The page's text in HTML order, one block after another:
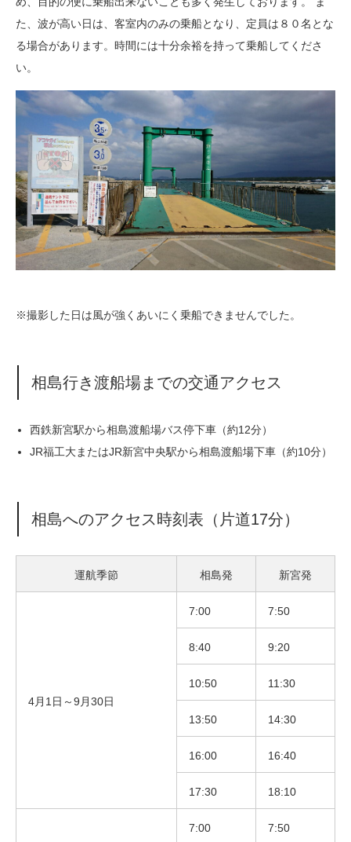
た、波が高い日は、客室内のみの乗船となり、定員は８０名とな
る場合があります。時間には十分余裕を持って乗船してくださ
い。
※撮影した日は風が強くあいにく乗船できませんでした。
相島行き渡船場までの交通アクセス
西鉄新宮駅から相島渡船場バス停下車（約12分）
JR福工大またはJR新宮中央駅から相島渡船場下車（約10分）
相島へのアクセス時刻表（片道17分）
運航季節 相島発 新宮発
4月1日～9月30日
7:00 7:50
8:40 9:20
10:50 11:30
13:50 14:30
16:00 16:40
17:30 18:10
7:00 7:50